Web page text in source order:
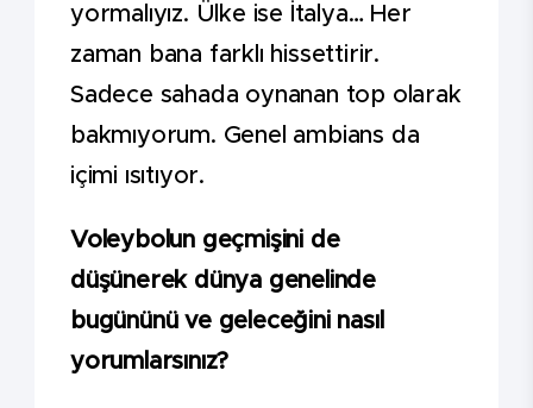
yormalıyız. Ülke ise İtalya… Her
zaman bana farklı hissettirir.
Sadece sahada oynanan top olarak
bakmıyorum. Genel ambians da
içimi ısıtıyor.
Voleybolun geçmişini de
düşünerek dünya genelinde
bugününü ve geleceğini nasıl
yorumlarsınız?